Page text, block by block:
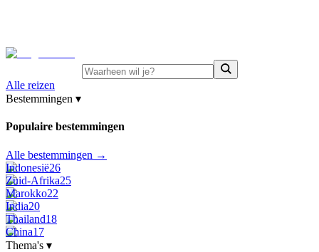
Alle reizen
Bestemmingen ▾
Populaire bestemmingen
Alle bestemmingen →
Indonesië26
Zuid-Afrika25
Marokko22
India20
Thailand18
China17
Thema's ▾